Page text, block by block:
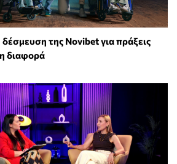
της Novibet για πράξεις
διαφορά